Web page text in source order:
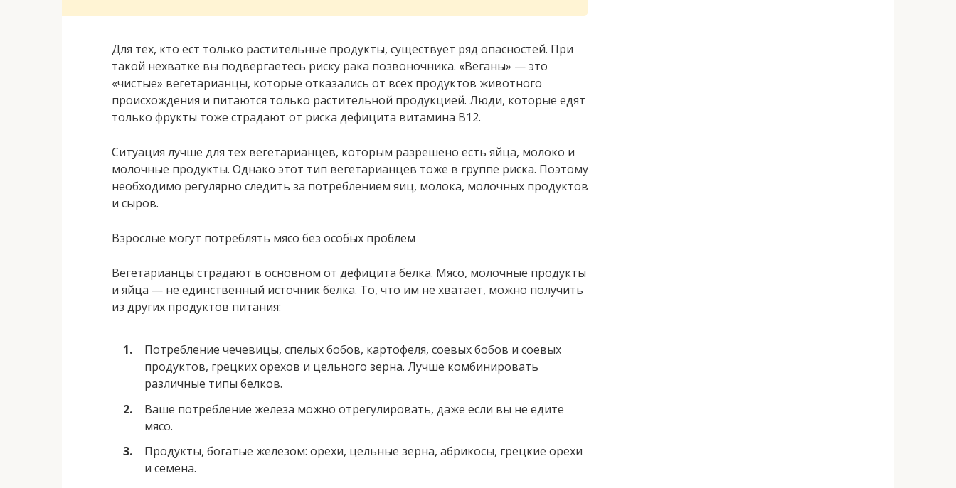
Для тех, кто ест только растительные продукты, существует ряд опасностей. При
такой нехватке вы подвергаетесь риску рака позвоночника. «Веганы» — это
«чистые» вегетарианцы, которые отказались от всех продуктов животного
происхождения и питаются только растительной продукцией. Люди, которые едят
только фрукты тоже страдают от риска дефицита витамина B12.
Ситуация лучше для тех вегетарианцев, которым разрешено есть яйца, молоко и
молочные продукты. Однако этот тип вегетарианцев тоже в группе риска. Поэтому
необходимо регулярно следить за потреблением яиц, молока, молочных продуктов
и сыров.
Взрослые могут потреблять мясо без особых проблем
Вегетарианцы страдают в основном от дефицита белка. Мясо, молочные продукты
и яйца — не единственный источник белка. То, что им не хватает, можно получить
из других продуктов питания:
Потребление чечевицы, спелых бобов, картофеля, соевых бобов и соевых
продуктов, грецких орехов и цельного зерна. Лучше комбинировать
различные типы белков.
Ваше потребление железа можно отрегулировать, даже если вы не едите
мясо.
Продукты, богатые железом: орехи, цельные зерна, абрикосы, грецкие орехи
и семена.